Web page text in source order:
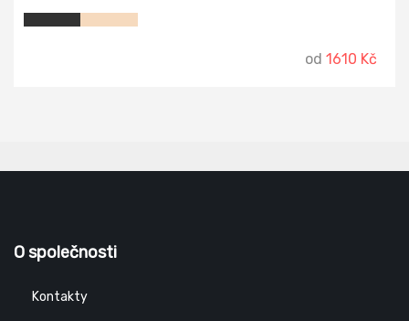
od 1610 Kč
O společnosti
Kontakty